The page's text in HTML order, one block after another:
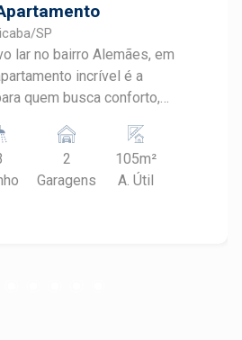
SP
lar no bairro Alemães, em
incrível é a
quem busca conforto,
ambiente ideal para famílias
valorizam qualidade de vida.
3 -
para refeições e fácil
2
Garagens
105m²
A. Útil